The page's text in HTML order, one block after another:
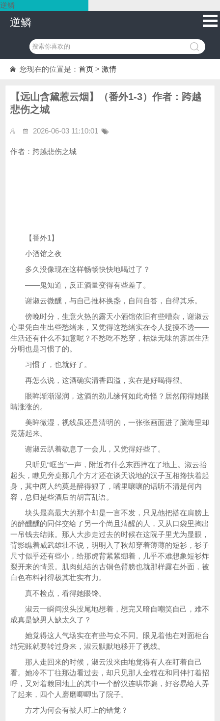
逆鳞
逆鳞
您现在的位置是： 首页 > 激情
【远山含黛惹云烟】（番外1-3）作者：跨越
悲伤之城
2026-06-03 11:10:01
作者：跨越悲伤之城
【番外1】
小酒馆之夜
多久没像现在这样畅畅快快地喝过了？
——鬼知道，反正酒量变得有些差了。
谢淑云微醺，与自己推杯换盏，自问自答，自得其乐。
傍晚时分，生意火热的露天小酒馆依旧有些嘈杂，谢淑云
心里凭白生出些愁绪来，又觉得这愁绪实在令人捉摸不透——
生活还有什么不如意呢？不愁吃不愁穿，枯燥无味的寡居生活
分明也是习惯了的。
习惯了，也就好了。
再怎么说，这酒确实清香四溢，实在是好喝得很。
眼眸渐渐湿润，这酒的劲儿缘何如此奇怪？居然闹得她眼
睛涨涨的。
美眸微湿，视线虽还是清明的，一张张画面进了脑海里却
晃荡起来。
谢淑云趴着歇息了一会儿，又觉得好些了。
只听见“哐当”一声，附近有什么东西摔在了地上。淑云抬
起头，瞧见旁桌那几个方才还在谈天说地的汉子互相搀扶着起
身，其中两人约莫是醉得狠了，嘴里嚷嚷的话听不清是何内
容，总归是些酒后的胡言乱语。
块头最高最大的那个却是一言不发，只见他把搭在肩膀上
的醉醺醺的同伴交给了另一个尚且清醒的人，又从口袋里掏出
一吊钱去结账。那人大步走过去的时候在这院子里尤为显眼，
背影瞧着威武雄壮不说，明明入了秋却穿着薄薄的短衫，衫子
尺寸似乎还有些小，给那虎背紧紧绷着，几乎不难想象短衫炸
裂开来的情景。肌肉虬结的古铜色臂膀也就那样露在外面，被
白色布料衬得极其壮实有力。
真不检点，看得她眼馋。
淑云一瞬间没头没尾地想着，想完又暗自嘲笑自己，难不
成真是缺男人缺太久了？
她觉得这人气场实在有些与众不同。眼见着他在对面柜台
结完账就要转过身来，淑云默默地移开了视线。
那人走回来的时候，淑云没来由地觉得有人在盯着自己
看。她冷不丁往那边看过去，却只见那人全程在和同伴打着招
呼，又对着赖回地上的其中一个醉汉连哄带骗，好容易给人弄
了起来，四个人磨磨唧唧出了院子。
方才为何会有被人盯上的错觉？